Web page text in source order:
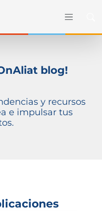
blog!
y recursos
e impulsar tus